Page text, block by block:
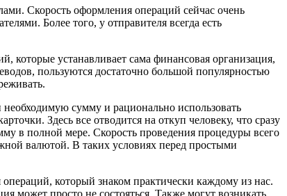
Скорость оформления операций сейчас очень
Более того, у отправителя всегда есть
которые устанавливает сама финансовая организация,
пользуются достаточно большой популярностью
сумму и рационально использовать
Здесь все отводится на откуп человеку, что сразу
в полной мере. Скорость проведения процедуры всего
валютой. В таких условиях перед простыми
который знаком практически каждому из нас.
может просто не состояться. Также могут возникать